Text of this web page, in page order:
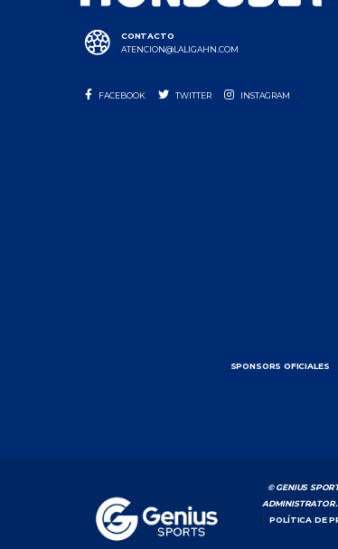
CONTACTO
ATENCION@LALIGAHN.COM
FACEBOOK TWITTER INSTAGRAM
SPONSORS OFICIALES
© GENIUS
ADMINISTRATOR.
|POLÍTICA DE